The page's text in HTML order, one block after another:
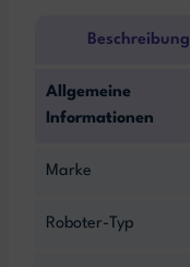
Beschreibung
Allgemeine
Informationen
Marke
Roboter-Typ